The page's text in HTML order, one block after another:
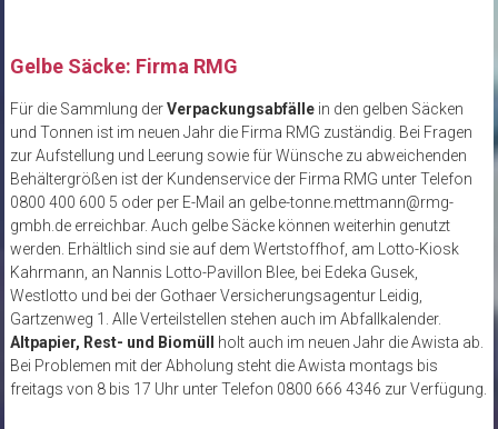
Gelbe Säcke: Firma RMG
Für die Sammlung derVerpackungsabfällein den gelben Säcken
und Tonnen ist im neuen Jahr die Firma RMG zuständig. Bei Fragen
zur Aufstellung und Leerung sowie für Wünsche zu abweichenden
Behältergrößen ist der Kundenservice der Firma RMG unter Telefon
0800 400 600 5 oder per E-Mail an gelbe-tonne.mettmann@rmg-
gmbh.de erreichbar. Auch gelbe Säcke können weiterhin genutzt
werden. Erhältlich sind sie auf dem Wertstoffhof, am Lotto-Kiosk
Kahrmann, an Nannis Lotto-Pavillon Blee, bei Edeka Gusek,
Westlotto und bei der Gothaer Versicherungsagentur Leidig,
Gartzenweg 1. Alle Verteilstellen stehen auch im Abfallkalender.
Altpapier, Rest- und Biomüll
holt auch im neuen Jahr die Awista ab.
Bei Problemen mit der Abholung steht die Awista montags bis
freitags von 8 bis 17 Uhr unter Telefon 0800 666 4346 zur Verfügung.